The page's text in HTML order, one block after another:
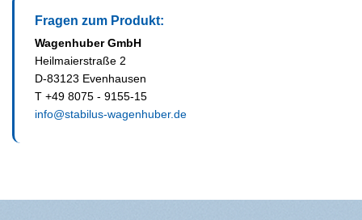
Fragen zum Produkt:
Wagenhuber GmbH
Heilmaierstraße 2
D-83123 Evenhausen
T +49 8075 - 9155-15
info@stabilus-wagenhuber.de